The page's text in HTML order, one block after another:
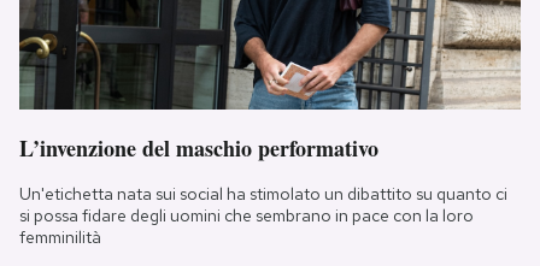
L’invenzione del maschio performativo
Un'etichetta nata sui social ha stimolato un dibattito su quanto ci
si possa fidare degli uomini che sembrano in pace con la loro
femminilità